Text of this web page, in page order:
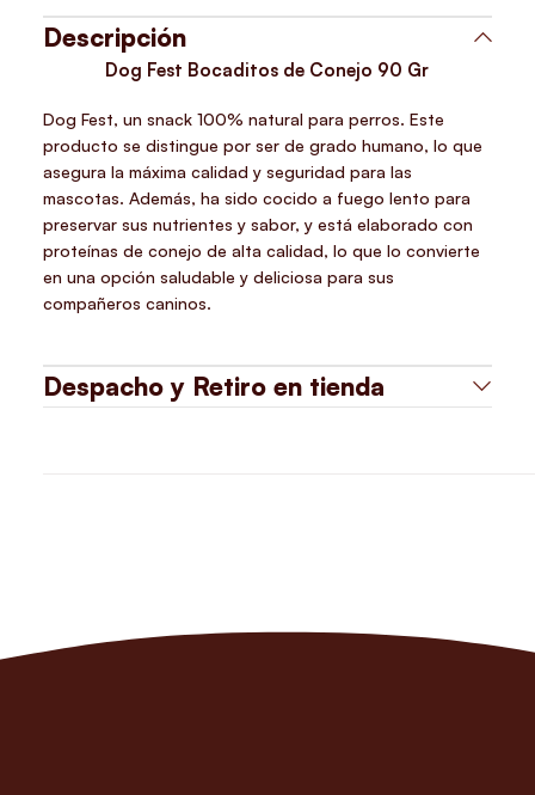
Descripción
Dog Fest Bocaditos de Conejo 90 Gr
Dog Fest, un snack 100% natural para perros. Este
producto se distingue por ser de grado humano, lo que
asegura la máxima calidad y seguridad para las
mascotas. Además, ha sido cocido a fuego lento para
preservar sus nutrientes y sabor, y está elaborado con
proteínas de conejo de alta calidad, lo que lo convierte
en una opción saludable y deliciosa para sus
compañeros caninos.
Despacho y Retiro en tienda